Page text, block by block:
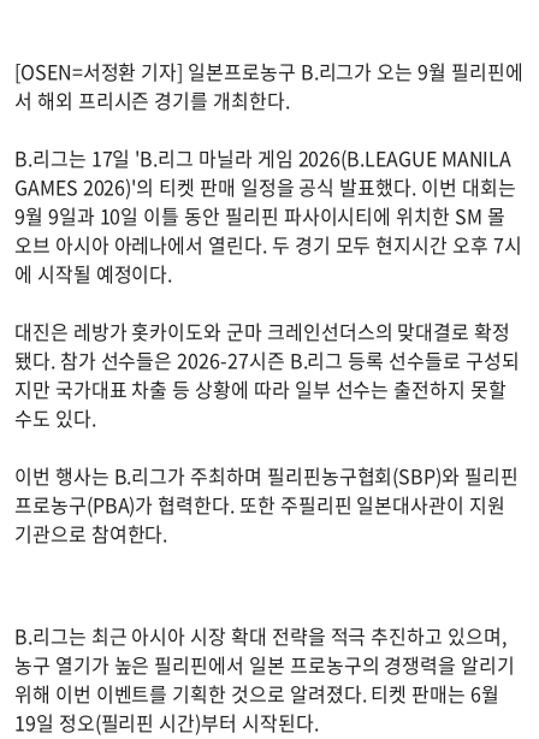
[OSEN=서정환 기자] 일본프로농구 B.리그가 오는 9월 필리핀에
서 해외 프리시즌 경기를 개최한다.
B.리그는 17일 'B.리그 마닐라 게임 2026(B.LEAGUE MANILA
GAMES 2026)'의 티켓 판매 일정을 공식 발표했다. 이번 대회는
9월 9일과 10일 이틀 동안 필리핀 파사이시티에 위치한 SM 몰
오브 아시아 아레나에서 열린다. 두 경기 모두 현지시간 오후 7시
에 시작될 예정이다.
대진은 레방가 홋카이도와 군마 크레인선더스의 맞대결로 확정
됐다. 참가 선수들은 2026-27시즌 B.리그 등록 선수들로 구성되
지만 국가대표 차출 등 상황에 따라 일부 선수는 출전하지 못할
수도 있다.
이번 행사는 B.리그가 주최하며 필리핀농구협회(SBP)와 필리핀
프로농구(PBA)가 협력한다. 또한 주필리핀 일본대사관이 지원
기관으로 참여한다.
B.리그는 최근 아시아 시장 확대 전략을 적극 추진하고 있으며,
농구 열기가 높은 필리핀에서 일본 프로농구의 경쟁력을 알리기
위해 이번 이벤트를 기획한 것으로 알려졌다. 티켓 판매는 6월
19일 정오(필리핀 시간)부터 시작된다.